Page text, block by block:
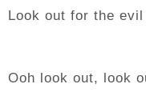
Look out for the evil
Ooh look out, look